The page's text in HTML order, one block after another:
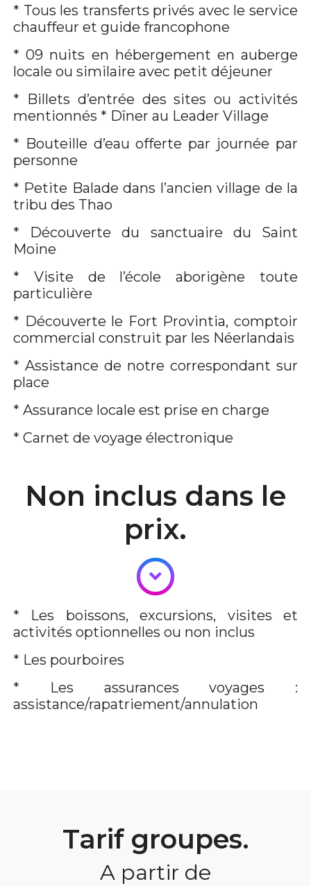
* Tous les transferts privés avec le service
chauffeur et guide francophone
* 09 nuits en hébergement en auberge
locale ou similaire avec petit déjeuner
* Billets d’entrée des sites ou activités
mentionnés * Dîner au Leader Village
* Bouteille d’eau offerte par journée par
personne
* Petite Balade dans l’ancien village de la
tribu des Thao
* Découverte du sanctuaire du Saint
Moine
* Visite de l’école aborigène toute
particulière
* Découverte le Fort Provintia, comptoir
commercial construit par les Néerlandais
* Assistance de notre correspondant sur
place
* Assurance locale est prise en charge
* Carnet de voyage électronique
Non inclus dans le
prix.
* Les boissons, excursions, visites et
activités optionnelles ou non inclus
* Les pourboires
* Les assurances voyages :
assistance/rapatriement/annulation
Tarif groupes.
A partir de